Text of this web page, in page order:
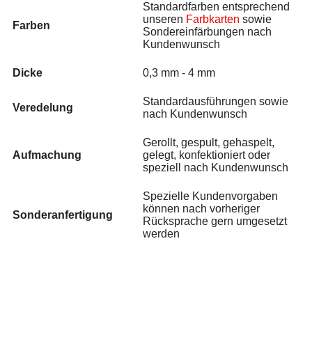
Farben
Standardfarben entsprechend
unseren Farbkarten sowie
Sondereinfärbungen nach
Kundenwunsch
Dicke 0,3 mm - 4 mm
Veredelung
Standardausführungen sowie
nach Kundenwunsch
Aufmachung
Gerollt, gespult, gehaspelt,
gelegt, konfektioniert oder
speziell nach Kundenwunsch
Sonderanfertigung
Spezielle Kundenvorgaben
können nach vorheriger
Rücksprache gern umgesetzt
werden